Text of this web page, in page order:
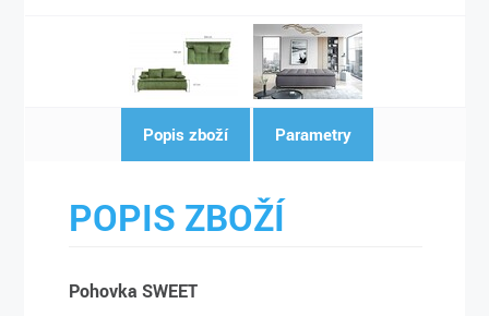
Popis zboží Parametry
POPIS ZBOŽÍ
Pohovka SWEET